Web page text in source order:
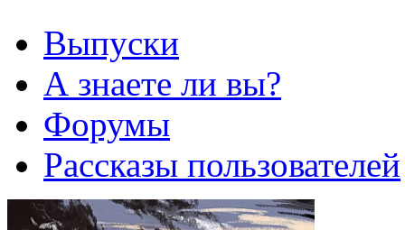
Выпуски
А знаете ли вы?
Форумы
Рассказы пользователей